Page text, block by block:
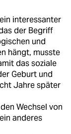
interessanter
der Begriff
und
hängt, musste
das soziale
Geburt und
Jahre später
Wechsel von
anderes